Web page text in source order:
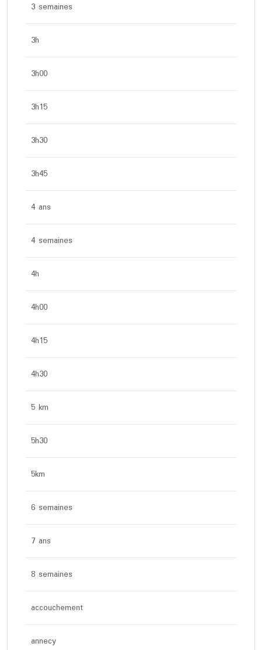
3 semaines
3h
3h00
3h15
3h30
3h45
4 ans
4 semaines
4h
4h00
4h15
4h30
5 km
5h30
5km
6 semaines
7 ans
8 semaines
accouchement
annecy